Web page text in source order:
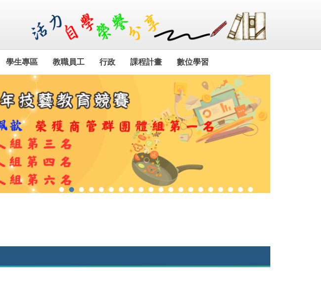
學生專區 教職員工 行政 課程計畫 數位學習